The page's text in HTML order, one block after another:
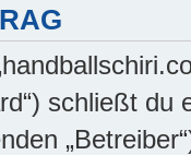
schließt